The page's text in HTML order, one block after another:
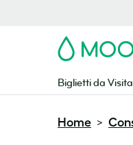
MOO
Biglietti da Visita
Home >